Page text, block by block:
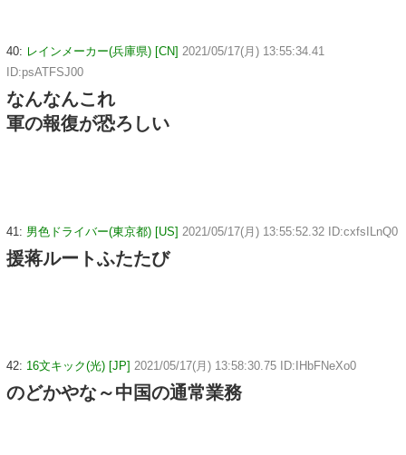
40: レインメーカー(兵庫県) [CN] 2021/05/17(月) 13:55:34.41
ID:psATFSJ00
なんなんこれ
軍の報復が恐ろしい
41: 男色ドライバー(東京都) [US] 2021/05/17(月) 13:55:52.32 ID:cxfsILnQ0
援蒋ルートふたたび
42: 16文キック(光) [JP] 2021/05/17(月) 13:58:30.75 ID:IHbFNeXo0
のどかやな～中国の通常業務